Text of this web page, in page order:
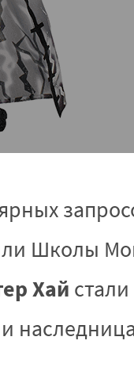
Школы
Хай